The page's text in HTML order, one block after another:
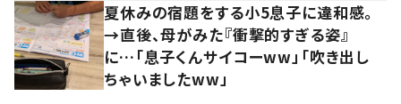
夏休みの宿題をする小5息子に違和感。
→直後、母がみた『衝撃的すぎる姿』
に…「息子くんサイコーww」「吹き出し
ちゃいましたww」